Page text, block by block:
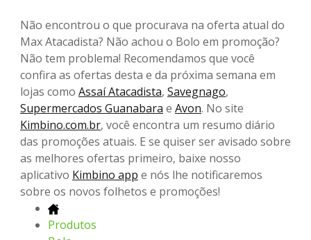
Não encontrou o que procurava na oferta atual do
Max Atacadista? Não achou o Bolo em promoção?
Não tem problema! Recomendamos que você
confira as ofertas desta e da próxima semana em
lojas como Assaí Atacadista, Savegnago,
Supermercados Guanabara e Avon. No site
Kimbino.com.br, você encontra um resumo diário
das promoções atuais. E se quiser ser avisado sobre
as melhores ofertas primeiro, baixe nosso
aplicativo Kimbino app e nós lhe notificaremos
sobre os novos folhetos e promoções!
Produtos